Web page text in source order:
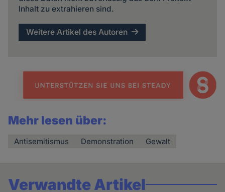
Inhalt zu extrahieren sind.
Weitere Artikel des Autoren
Mehr lesen über:
Antisemitismus Demonstration Gewalt
Verwandte Artikel